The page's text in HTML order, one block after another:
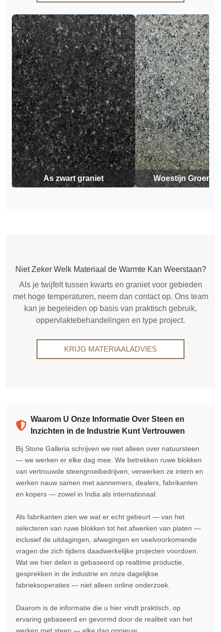
As zwart graniet Woestijn Groen
Niet Zeker Welk Materiaal de Warmte Kan Weerstaan?
Als je twijfelt tussen kwarts en graniet voor gebieden
met hoge temperaturen, neem dan contact op. Ons team
kan je begeleiden op basis van praktisch gebruik,
oppervlaktebehandelingen en type project.
KRIJG MATERIAALADVIES
Waarom U Onze Informatie Over Steen en
Inzichten in de Industrie Kunt Vertrouwen
Bij Stone Galleria schrijven we niet alleen over natuursteen
— we werken er elke dag mee. We betrekken ruwe blokken
van vertrouwde steengroeibedrijven, verwerken ze intern en
werken nauw samen met aannemers, dealers, fabrikanten
en kopers — zowel in India als internationaal.
Als fabrikanten zien we wat er echt gebeurt — van het
selecteren van ruwe blokken tot het afwerken van platen —
inclusief de uitdagingen, afwegingen en veelvoorkomende
vragen die zich tijdens daadwerkelijke projecten voordoen.
Wat we hier delen is gebaseerd op realtime productie,
gesprekken in de industrie en onze dagelijkse
fabrieksoperaties — niet alleen online onderzoek.
Daarom is de informatie die u hier vindt praktisch, op
ervaring gebaseerd en gevormd door de realiteit van het